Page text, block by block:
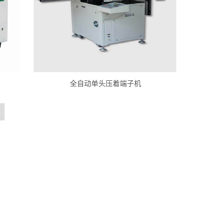
全自动单头压着端子机